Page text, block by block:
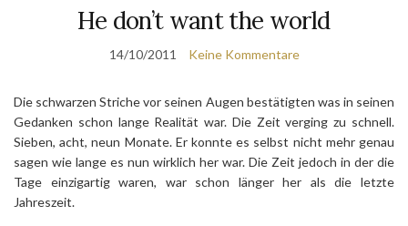
He don’t want the world
14/10/2011 Keine Kommentare
Die schwarzen Striche vor seinen Augen bestätigten was in seinen
Gedanken schon lange Realität war. Die Zeit verging zu schnell.
Sieben, acht, neun Monate. Er konnte es selbst nicht mehr genau
sagen wie lange es nun wirklich her war. Die Zeit jedoch in der die
Tage einzigartig waren, war schon länger her als die letzte
Jahreszeit.